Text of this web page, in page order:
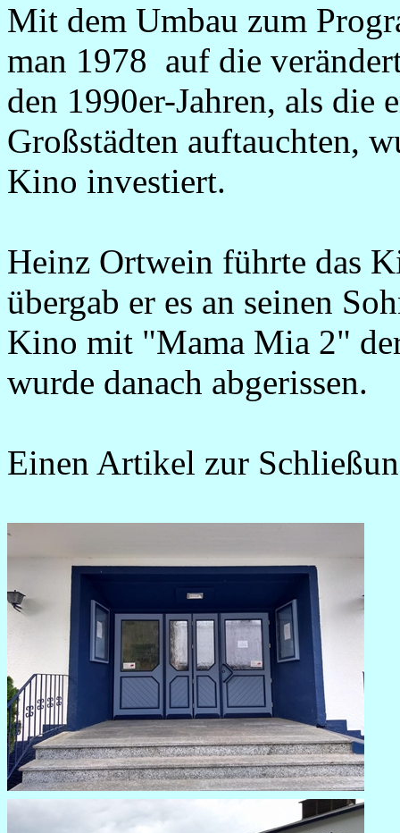
Mit dem Umbau zum
man 1978 auf die
den 1990er-Jahren, als
Großstädten auftauchten,
Kino investiert.
Heinz Ortwein führte das
übergab er es an seinen
Kino mit "Mama Mia 2"
wurde danach abgerissen.
Einen Artikel zur